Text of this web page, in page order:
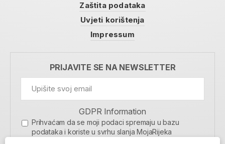
Zaštita podataka
Uvjeti korištenja
Impressum
PRIJAVITE SE NA NEWSLETTER
GDPR Information
Prihvaćam da se moji podaci spremaju u bazu
podataka i koriste u svrhu slanja MojaRijeka